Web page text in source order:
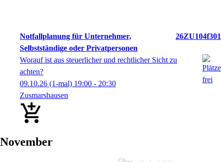
Notfallplanung für Unternehmer,
Selbstständige oder Privatpersonen
26ZU104f301
Worauf ist aus steuerlicher und rechtlicher Sicht zu
achten?
09.10.26 (1-mal) 19:00 - 20:30
Zusmarshausen
November